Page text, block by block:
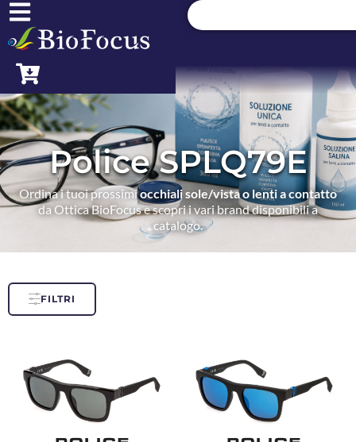
Police SPLQ79E
Ordina i tuoi prossimiocchiali sole/vista o lenti a contatto
da Ottica BioFocus e scopri i vari brand disponibili a
catalogo.
FILTRI